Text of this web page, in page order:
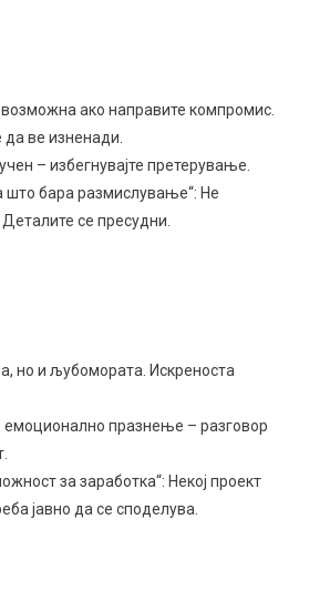
ако направите компромис.
ве изненади.
– избегнувајте претерување.
што бара размислување“: Не
се пресудни.
но и љубомората. Искреноста
емоционално празнење – разговор
за заработка“: Некој проект
јавно да се споделува.